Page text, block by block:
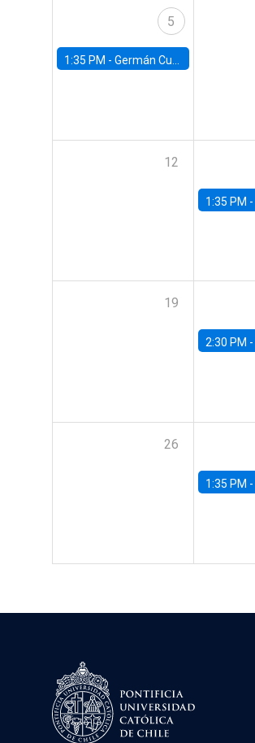
5
1:35 PM - Germán Cubas, University of Houston
12
1:35 PM -
19
2:30 PM -
26
1:35 PM -